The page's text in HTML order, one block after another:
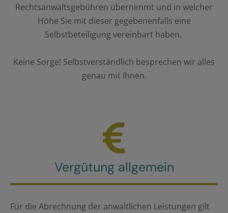
Rechtsanwaltsgebühren übernimmt und in welcher
Höhe Sie mit dieser gegebenenfalls eine
Selbstbeteiligung vereinbart haben.
Keine Sorge! Selbstverständlich besprechen wir alles
genau mit Ihnen.
Vergütung allgemein
Für die Abrechnung der anwaltlichen Leistungen gilt